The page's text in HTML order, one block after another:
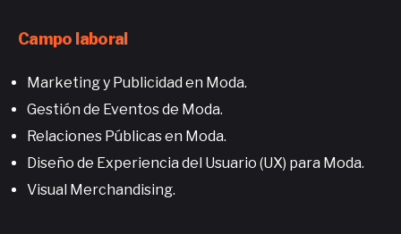
Campo laboral
Marketing y Publicidad en Moda.
Gestión de Eventos de Moda.
Relaciones Públicas en Moda.
Diseño de Experiencia del Usuario (UX) para Moda.
Visual Merchandising.